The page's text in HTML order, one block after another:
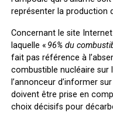
représenter la production
Concernant le site Internet
laquelle « 96% du
fait pas référence à
combustible nucléaire sur
l’annonceur d’informer
doivent être prise en
choix décisifs pour